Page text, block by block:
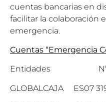
cuentas bancarias en
facilitar la colaboración
emergencia.
Cuentas “Emergencia
Entidades Nº
GLOBALCAJA ES07